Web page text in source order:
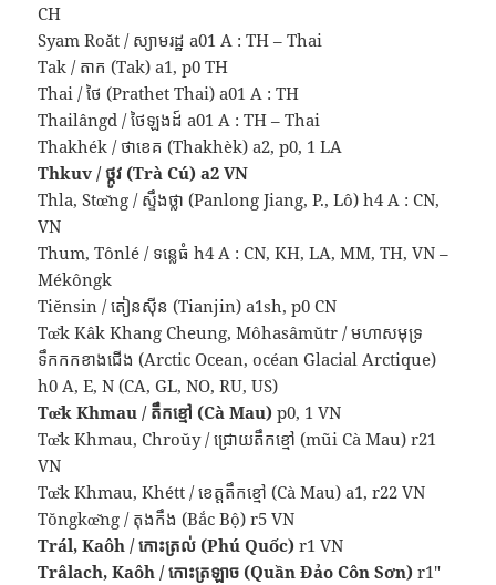
CH
Syam Roăt / ស្យាមរដ្ឋ a01 A : TH – Thai
Tak / តាក (Tak) a1, p0 TH
Thai / ថៃ (Prathet Thai) a01 A : TH
Thailângd / ថៃឡងដ៍ a01 A : TH – Thai
Thakhék / ថាខេគ (Thakhèk) a2, p0, 1 LA
Thkuv / ថ្កូវ (Trà Cú) a2 VN
Thla, Stœ̆ng / ស្ទឹងថ្លា (Panlong Jiang, P., Lô) h4 A : CN,
VN
Thum, Tônlé / ទន្លេធំ h4 A : CN, KH, LA, MM, TH, VN –
Mékôngk
Tiĕnsin / តៀនស៊ីន (Tianjin) a1sh, p0 CN
Tœ̆k Kâk Khang Cheung, Môhasâmŭtr / មហាសមុទ្រ
ទឹកកកខាងជើង (Arctic Ocean, océan Glacial Arctique)
h0 A, E, N (CA, GL, NO, RU, US)
Tœ̆k Khmau / តឹកខ្មៅ (Cà Mau) p0, 1 VN
Tœ̆k Khmau, Chroŭy / ជ្រោយតឹកខ្មៅ (mũi Cà Mau) r21
VN
Tœ̆k Khmau, Khétt / ខេត្តតឹកខ្មៅ (Cà Mau) a1, r22 VN
Tŏngkœ̆ng / តុងកឹង (Bắc Bộ) r5 VN
Trál, Kaôh / កោះត្រល់ (Phú Quốc) r1 VN
Trâlach, Kaôh / កោះត្រឡាច (Quần Đảo Côn Sơn) r1″